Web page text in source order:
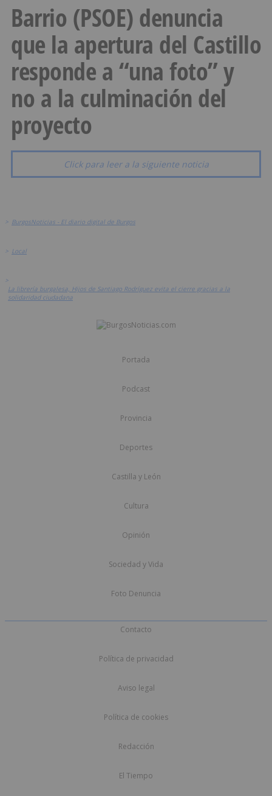
Barrio (PSOE) denuncia
que la apertura del Castillo
responde a “una foto” y
no a la culminación del
proyecto
Click para leer a la siguiente noticia
> BurgosNoticias - El diario digital de Burgos
> Local
>
La librería burgalesa, Hijos de Santiago Rodríguez evita el cierre gracias a la
solidaridad ciudadana
Portada
Podcast
Provincia
Deportes
Castilla y León
Cultura
Opinión
Sociedad y Vida
Foto Denuncia
Contacto
Política de privacidad
Aviso legal
Política de cookies
Redacción
El Tiempo